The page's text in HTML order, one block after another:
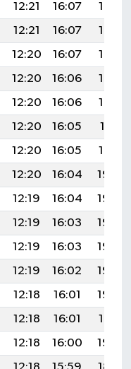
12:21 16:07
19:17
12:21 16:07
19:16
12:20 16:07
19:15
12:20 16:06
19:14
12:20 16:06
19:13
12:20 16:05
19:11
12:20 16:05
19:10
12:20 16:04
19:09
12:19 16:04
19:08
12:19 16:03
19:06
12:19 16:03
19:05
12:19 16:02
19:04
12:18 16:01
19:03
12:18 16:01
19:01
12:18 16:00
19:00